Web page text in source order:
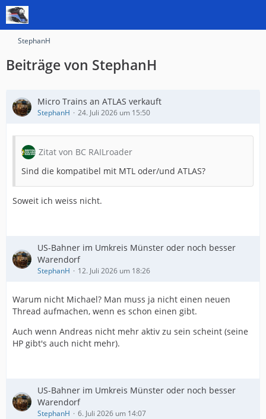
StephanH
Beiträge von StephanH
Micro Trains an ATLAS verkauft
StephanH 24. Juli 2026 um 15:50
Zitat von BC RAILroader
Sind die kompatibel mit MTL oder/und ATLAS?
Soweit ich weiss nicht.
US-Bahner im Umkreis Münster oder noch besser
Warendorf
StephanH 12. Juli 2026 um 18:26
Warum nicht Michael? Man muss ja nicht einen neuen
Thread aufmachen, wenn es schon einen gibt.
Auch wenn Andreas nicht mehr aktiv zu sein scheint (seine
HP gibt's auch nicht mehr).
US-Bahner im Umkreis Münster oder noch besser
Warendorf
StephanH 6. Juli 2026 um 14:07